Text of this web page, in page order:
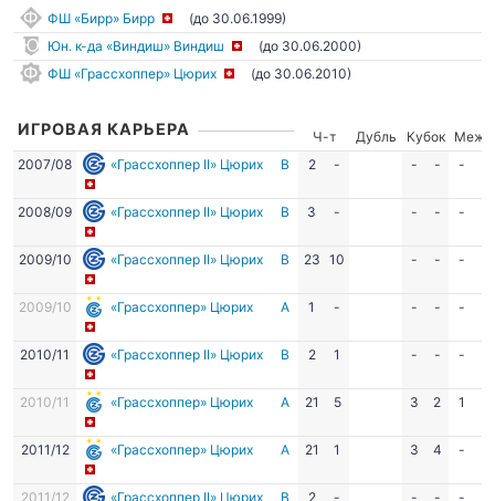
ФШ «Бирр» Бирр
(до 30.06.1999)
Юн. к-да «Виндиш» Виндиш
(до 30.06.2000)
ФШ «Грассхоппер» Цюрих
(до 30.06.2010)
ИГРОВАЯ КАРЬЕРА Ч-т Дубль Кубок
Межд.
2007/08
«Грассхоппер II» Цюрих В 2 - - - -
2008/09 «Грассхоппер II» Цюрих В 3 - - - -
2009/10 «Грассхоппер II» Цюрих В 23 10 - - -
2009/10 «Грассхоппер» Цюрих А 1 - - - -
2010/11 «Грассхоппер II» Цюрих В 2 1 - - -
2010/11 «Грассхоппер» Цюрих А 21 5 3 2 1
2011/12 «Грассхоппер» Цюрих А 21 1 3 4 -
2011/12 «Грассхоппер II» Цюрих В 2 - - - -